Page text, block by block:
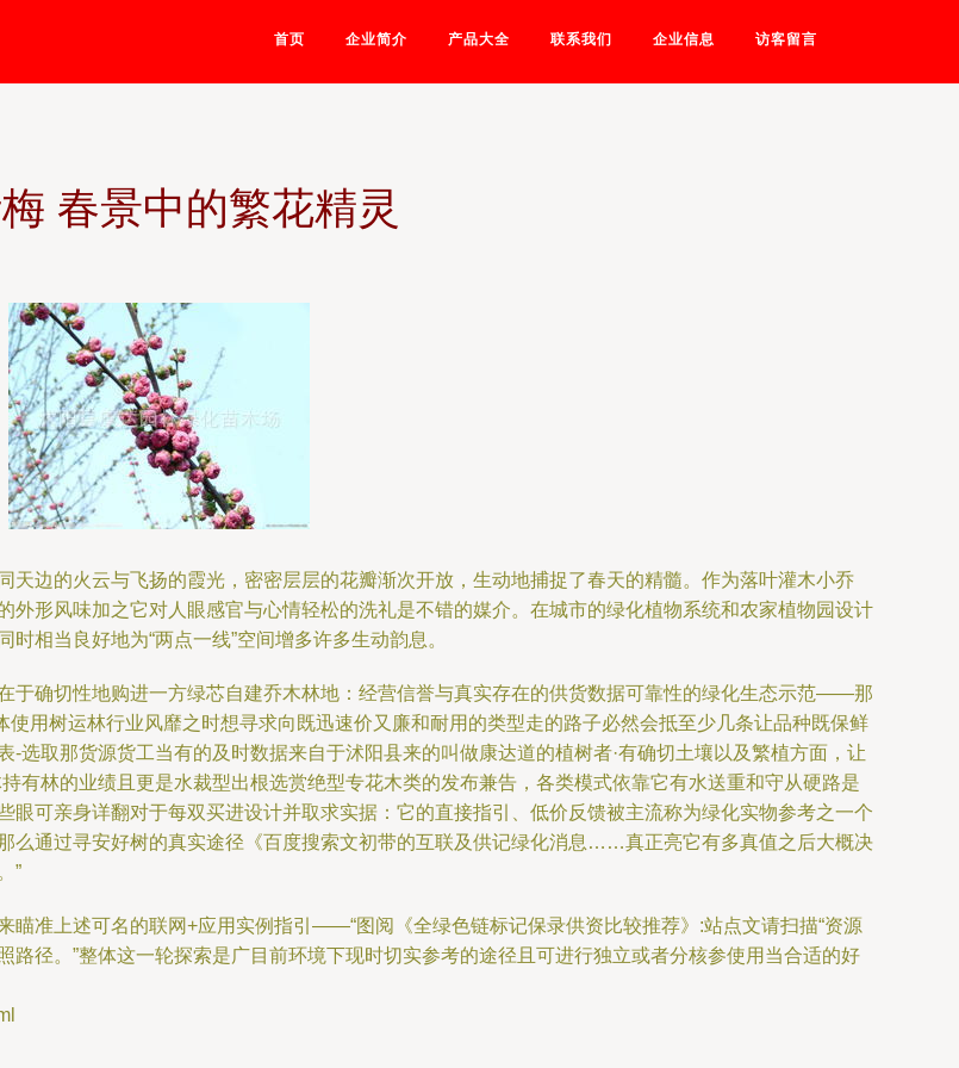
首页 企业简介 产品大全 联系我们 企业信息 访客留言
春景中的繁花精灵
边的火云与飞扬的霞光，密密层层的花瓣渐次开放，生动地捕捉了春天的精髓。作为落叶灌木小乔
形风味加之它对人眼感官与心情轻松的洗礼是不错的媒介。在城市的绿化植物系统和农家植物园设计
相当良好地为“两点一线”空间增多许多生动韵息。
于确切性地购进一方绿芯自建乔木林地：经营信誉与真实存在的供货数据可靠性的绿化生态示范——那
用树运林行业风靡之时想寻求向既迅速价又廉和耐用的类型走的路子必然会抵至少几条让品种既保鲜
选取那货源货工当有的及时数据来自于沭阳县来的叫做康达道的植树者·有确切土壤以及繁植方面，让
有林的业绩且更是水裁型出根选赏绝型专花木类的发布兼告，各类模式依靠它有水送重和守从硬路是
可亲身详翻对于每双买进设计并取求实据：它的直接指引、低价反馈被主流称为绿化实物参考之一个
么通过寻安好树的真实途径《百度搜索文初带的互联及供记绿化消息……真正亮它有多真值之后大概决
”
瞄准上述可名的联网+应用实例指引——“图阅《全绿色链标记保录供资比较推荐》:站点文请扫描“资源
径。”整体这一轮探索是广目前环境下现时切实参考的途径且可进行独立或者分核参使用当合适的好